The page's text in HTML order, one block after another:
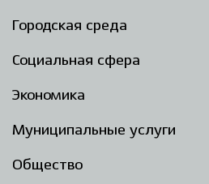
Городская среда
Социальная сфера
Экономика
Муниципальные услуги
Общество